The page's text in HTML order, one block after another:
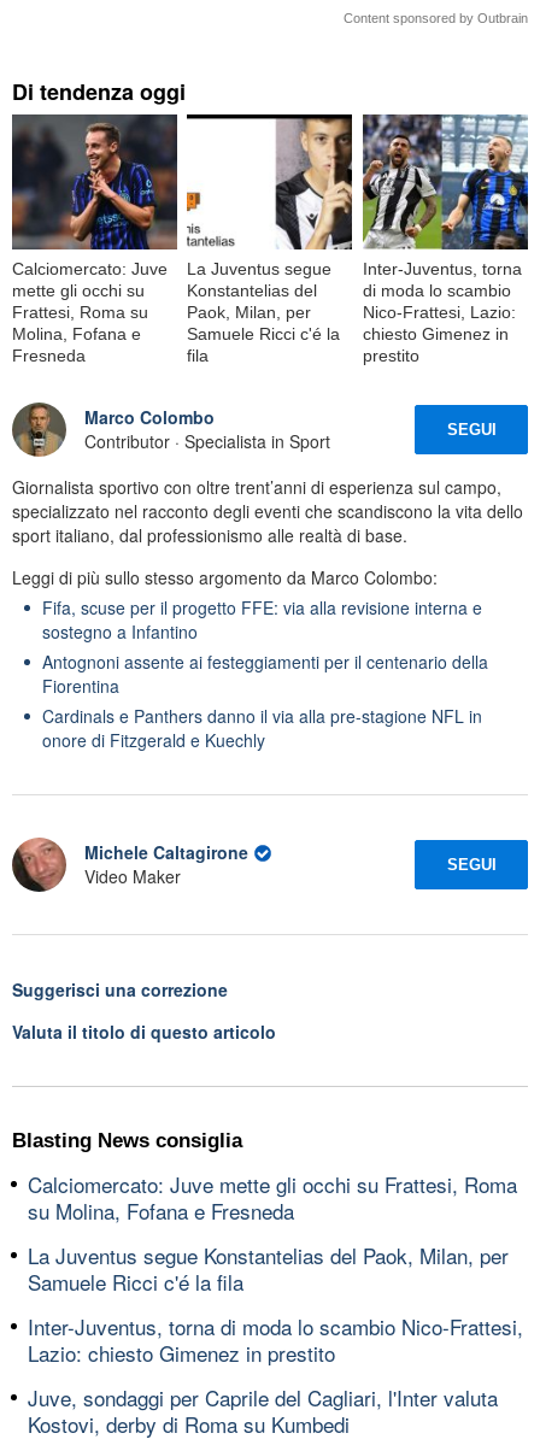
Content sponsored by Outbrain
Di tendenza oggi
Calciomercato: Juve
mette gli occhi su
Frattesi, Roma su
Molina, Fofana e
Fresneda
La Juventus segue
Konstantelias del
Paok, Milan, per
Samuele Ricci c'é la
fila
Inter-Juventus, torna
di moda lo scambio
Nico-Frattesi, Lazio:
chiesto Gimenez in
prestito
Marco Colombo
Contributor · Specialista in Sport
SEGUI
Giornalista sportivo con oltre trent’anni di esperienza sul campo,
specializzato nel racconto degli eventi che scandiscono la vita dello
sport italiano, dal professionismo alle realtà di base.
Leggi di più sullo stesso argomento da Marco Colombo:
Fifa, scuse per il progetto FFE: via alla revisione interna e
sostegno a Infantino
Antognoni assente ai festeggiamenti per il centenario della
Fiorentina
Cardinals e Panthers danno il via alla pre-stagione NFL in
onore di Fitzgerald e Kuechly
Michele Caltagirone
Video Maker
SEGUI
Suggerisci una correzione
Valuta il titolo di questo articolo
Blasting News consiglia
Calciomercato: Juve mette gli occhi su Frattesi, Roma
su Molina, Fofana e Fresneda
La Juventus segue Konstantelias del Paok, Milan, per
Samuele Ricci c'é la fila
Inter-Juventus, torna di moda lo scambio Nico-Frattesi,
Lazio: chiesto Gimenez in prestito
Juve, sondaggi per Caprile del Cagliari, l'Inter valuta
Kostovi, derby di Roma su Kumbedi